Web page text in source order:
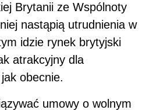
Brytanii ze Wspó lnoty
nastąpią utrudnienia w
idzie rynek brytyjski
atrakcyjny dla
obecnie.
umowy o wolnym